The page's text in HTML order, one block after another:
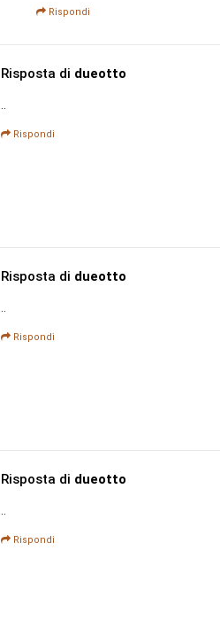
Rispondi
Risposta di dueotto
..
Rispondi
Risposta di dueotto
..
Rispondi
Risposta di dueotto
..
Rispondi